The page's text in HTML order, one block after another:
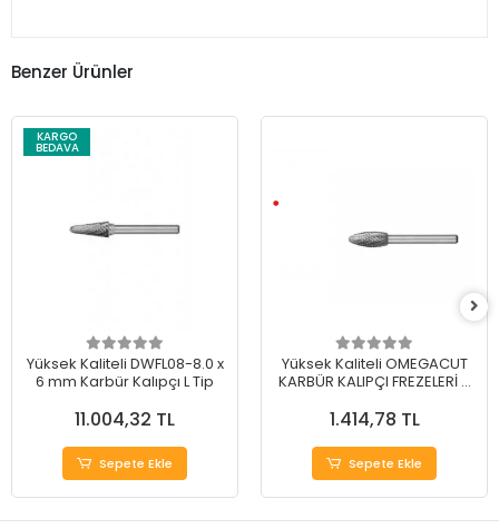
Benzer Ürünler
KARGO
BEDAVA
Yüksek Kaliteli DWFL08-8.0 x
6 mm Karbür Kalıpçı L Tip
11.004,32 TL
Sepete Ekle
Yüksek Kaliteli OMEGACUT
KARBÜR KALIPÇI FREZELERİ H
1.414,78 TL
Sepete Ekle